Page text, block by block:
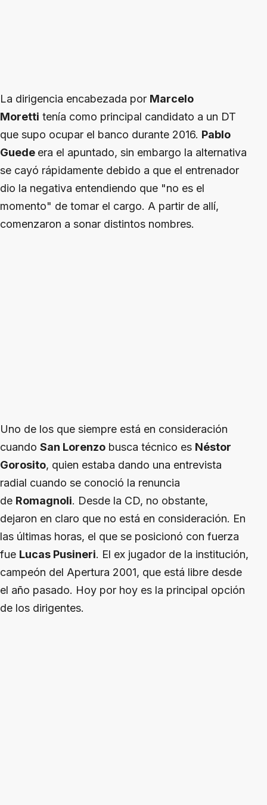
La dirigencia encabezada por Marcelo
Moretti tenía como principal candidato a un DT
que supo ocupar el banco durante 2016. Pablo
Guede era el apuntado, sin embargo la alternativa
se cayó rápidamente debido a que el entrenador
dio la negativa entendiendo que "no es el
momento" de tomar el cargo. A partir de allí,
comenzaron a sonar distintos nombres.
Uno de los que siempre está en consideración
cuando San Lorenzo busca técnico es Néstor
Gorosito, quien estaba dando una entrevista
radial cuando se conoció la renuncia
de Romagnoli. Desde la CD, no obstante,
dejaron en claro que no está en consideración. En
las últimas horas, el que se posicionó con fuerza
fue Lucas Pusineri. El ex jugador de la institución,
campeón del Apertura 2001, que está libre desde
el año pasado. Hoy por hoy es la principal opción
de los dirigentes.